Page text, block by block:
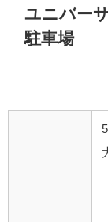
ユニバー
駐車場